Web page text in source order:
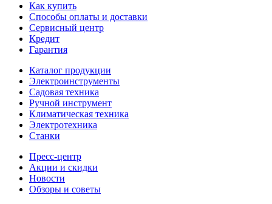
Как купить
Способы оплаты и доставки
Сервисный центр
Кредит
Гарантия
Каталог продукции
Электроинструменты
Садовая техника
Ручной инструмент
Климатическая техника
Электротехника
Станки
Пресс-центр
Акции и скидки
Новости
Обзоры и советы